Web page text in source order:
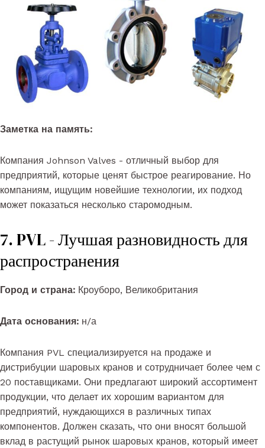
Заметка на память:
Компания Johnson Valves - отличный выбор для
предприятий, которые ценят быстрое реагирование. Но
компаниям, ищущим новейшие технологии, их подход
может показаться несколько старомодным.
7. PVL - Лучшая разновидность для
распространения
Город и страна: Кроуборо, Великобритания
Дата основания: н/а
Компания PVL специализируется на продаже и
дистрибуции шаровых кранов и сотрудничает более чем с
20 поставщиками. Они предлагают широкий ассортимент
продукции, что делает их хорошим вариантом для
предприятий, нуждающихся в различных типах
компонентов. Должен сказать, что они вносят большой
вклад в растущий рынок шаровых кранов, который имеет